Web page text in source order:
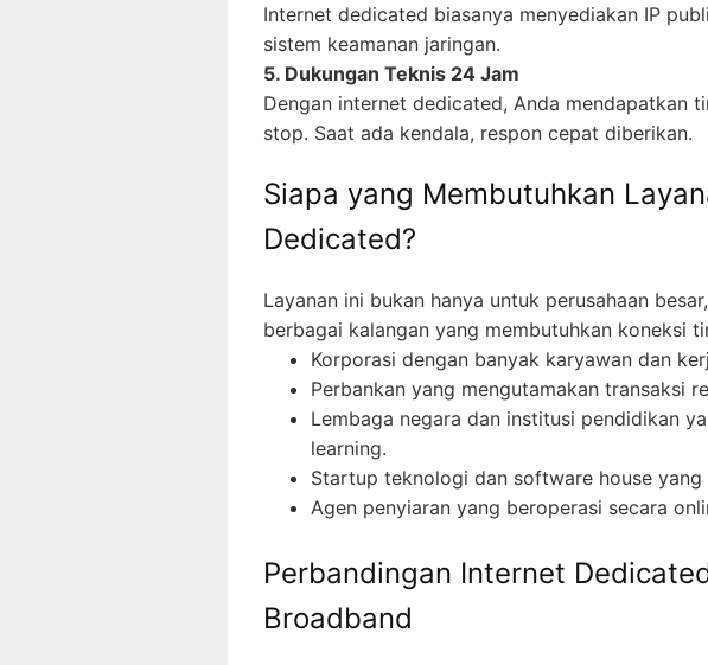
Internet dedicated biasanya menyediakan IP
sistem keamanan jaringan.
5. Dukungan Teknis 24 Jam
Dengan internet dedicated, Anda mendapatkan
stop. Saat ada kendala, respon cepat diberikan.
Siapa yang Membutuhkan
Dedicated?
Layanan ini bukan hanya untuk perusahaan
berbagai kalangan yang membutuhkan koneksi
Korporasi dengan banyak karyawan dan
Perbankan yang mengutamakan transaksi
Lembaga negara dan institusi pendidikan
learning.
Startup teknologi dan software house yang
Agen penyiaran yang beroperasi secara
Perbandingan Internet
Broadband